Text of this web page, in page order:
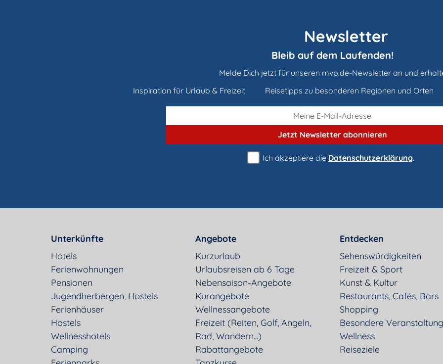
Newsletter
Bleib auf dem Laufenden!
Melde Dich jetzt für unseren mvp.de-Newsletter an und
Inspiration für Urlaub & Freizeit
Reisetipps zu besonderen Regionen und Orten
Jetzt Newsletterabonnieren
Ich akzeptiere die Datenschutzerklärung.
Unterkünfte
Hotels
Ferienwohnungen
Pensionen
Jugendherbergen, Hostels
Ferienhäuser
Hostels
Wellnesshotels
Camping
Angebote
Kurzurlaub
Urlaubsreisen ab 6 Tage
Nebensaison-Angebote
Kurangebote
Wellnessangebote
Freizeit (Reiten, Golf, Angeln,
Rad, Wandern...)
Rabattangebote
Entdecken
Sehenswürdigkeiten
Freizeit & Sport
Kunst & Kultur
Restaurants, Cafés, Bars
Shopping
Besondere
Wellness
Reiseziele